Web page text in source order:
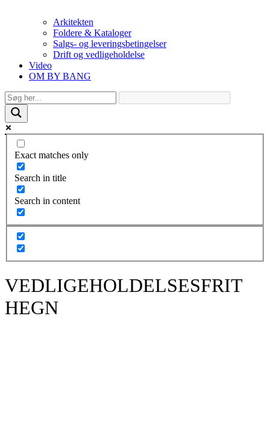
Arkitekten
Foldere & Kataloger
Salgs- og leveringsbetingelser
Drift og vedligeholdelse
Video
OM BY BANG
Exact matches only
Search in title
Search in content
VEDLIGEHOLDELSESFRIT
HEGN